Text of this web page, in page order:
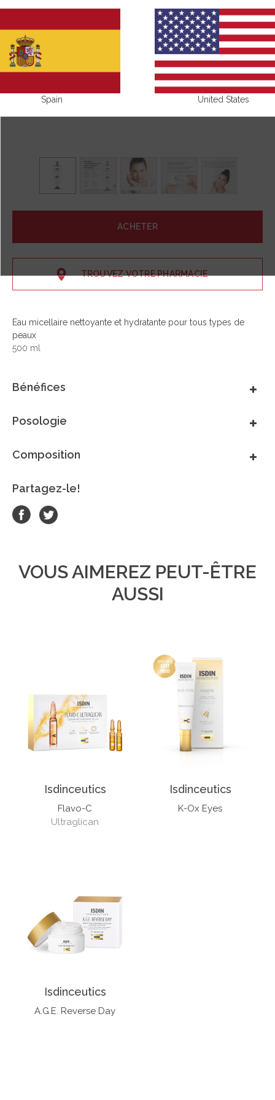
ACHETER
TROUVEZ VOTRE PHARMACIE
Eau micellaire nettoyante et hydratante pour tous types de
peaux
500 ml
Bénéfices
Posologie
Composition
Partagez-le!
VOUS AIMEREZ PEUT-ÊTRE
AUSSI
Isdinceutics
Flavo-C
Ultraglican
Isdinceutics
K-Ox Eyes
Isdinceutics
A.G.E. Reverse Day
Spain United States